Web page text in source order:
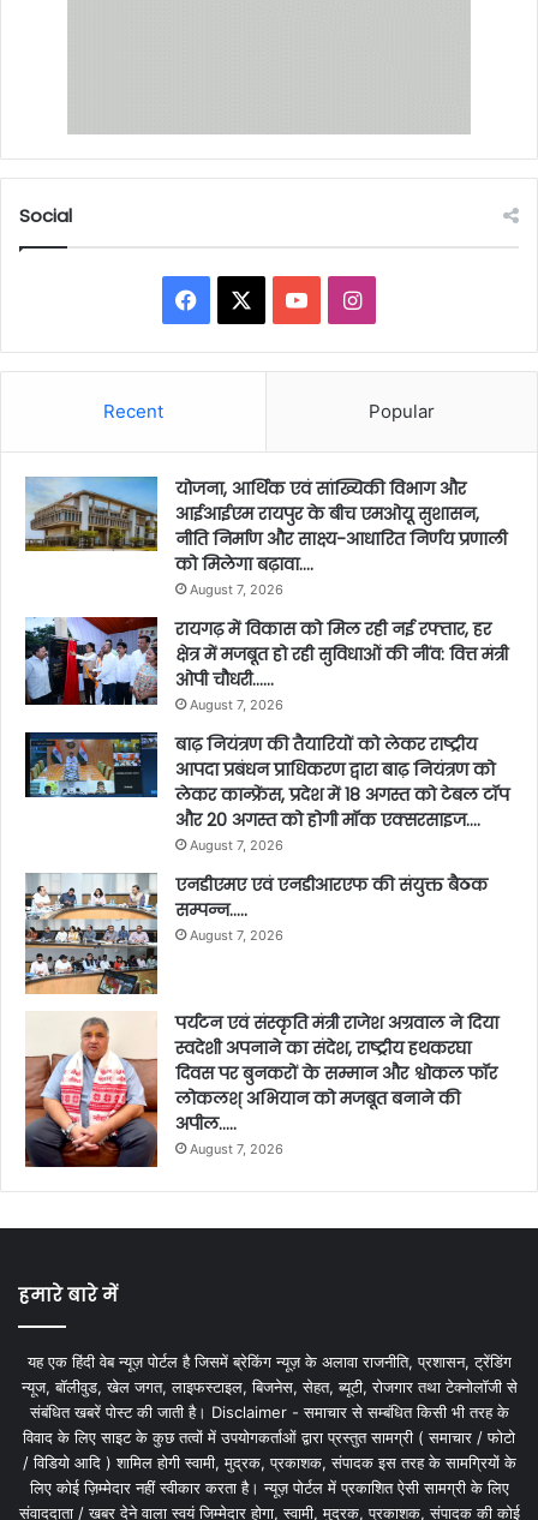
Social
Facebook YouTubeInstagram
Recent Popular
योजना, आर्थिक एवं सांख्यिकी विभाग और
आईआईएम रायपुर के बीच एमओयू सुशासन,
नीति निर्माण और साक्ष्य-आधारित निर्णय प्रणाली
को मिलेगा बढ़ावा….
August 7, 2026
रायगढ़ में विकास को मिल रही नई रफ्तार, हर
क्षेत्र में मजबूत हो रही सुविधाओं की नींव: वित्त मंत्री
ओपी चौधरी……
August 7, 2026
बाढ़ नियंत्रण की तैयारियों को लेकर राष्ट्रीय
आपदा प्रबंधन प्राधिकरण द्वारा बाढ़ नियंत्रण को
लेकर कान्फ्रेंस, प्रदेश में 18 अगस्त को टेबल टॉप
और 20 अगस्त को होगी मॉक एक्सरसाइज….
August 7, 2026
एनडीएमए एवं एनडीआरएफ की संयुक्त बैठक
सम्पन्न…..
August 7, 2026
पर्यटन एवं संस्कृति मंत्री राजेश अग्रवाल ने दिया
स्वदेशी अपनाने का संदेश, राष्ट्रीय हथकरघा
दिवस पर बुनकरों के सम्मान और श्वोकल फॉर
लोकलश् अभियान को मजबूत बनाने की
अपील…..
August 7, 2026
हमारे बारे में
यह एक हिंदी वेब न्यूज़ पोर्टल है जिसमें ब्रेकिंग न्यूज़ के अलावा राजनीति, प्रशासन, ट्रेंडिंग
न्यूज, बॉलीवुड, खेल जगत, लाइफस्टाइल, बिजनेस, सेहत, ब्यूटी, रोजगार तथा टेक्नोलॉजी से
संबंधित खबरें पोस्ट की जाती है। Disclaimer - समाचार से सम्बंधित किसी भी तरह के
विवाद के लिए साइट के कुछ तत्वों में उपयोगकर्ताओं द्वारा प्रस्तुत सामग्री ( समाचार / फोटो
/ विडियो आदि ) शामिल होगी स्वामी, मुद्रक, प्रकाशक, संपादक इस तरह के सामग्रियों के
लिए कोई ज़िम्मेदार नहीं स्वीकार करता है। न्यूज़ पोर्टल में प्रकाशित ऐसी सामग्री के लिए
संवाददाता / खबर देने वाला स्वयं जिम्मेदार होगा, स्वामी, मुद्रक, प्रकाशक, संपादक की कोई